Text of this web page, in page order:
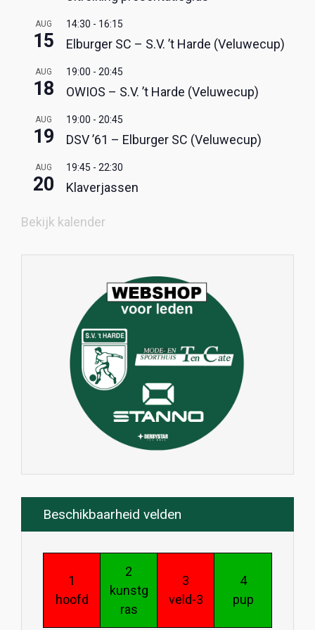
AUG
15
14:30 - 16:15
Elburger SC – S.V. ’t Harde (Veluwecup)
AUG
18
19:00 - 20:45
OWIOS – S.V. ’t Harde (Veluwecup)
AUG
19
19:00 - 20:45
DSV ’61 – Elburger SC (Veluwecup)
AUG
20
19:45 - 22:30
Klaverjassen
Bekijk kalender
Beschikbaarheid velden
1
hoofd
2
kunstg
ras
3
veld-3
4
pup